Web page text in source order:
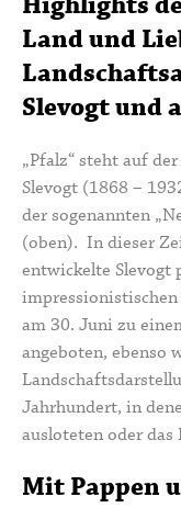
Land und
Slevogt und
„Pfalz“ steht auf
Slevogt (1868 –
der sogenannten „
(oben). In dieser
entwickelte Slevogt
am 30. Juni zu
angeboten, ebenso
Jahrhundert, in
ausloteten oder
Mit Pappen